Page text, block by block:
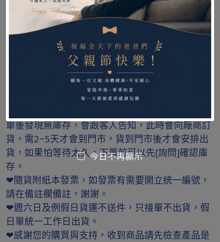
【下單須知】
因餵食巾花色，每一批都不一樣，沒有固定款，出
貨採現有的花色隨機出貨，能接受在下單。
單後發現無庫存，會跟客人告知，此時會向廠商訂
貨，需2~5天才會到門市，貨到門市後才會安排出
貨，如果怕等待太久，下單前可以先[詢問]確認庫
存。
❤隨貨附紙本發票，如發票有需要開立統一編號，
請在備註欄備註，謝謝。
❤週六日及例假日貨運不送件，只接單不出貨，假
日單統一工作日出貨。
❤感謝您的購買與支持，收到商品請先檢查產品是
今日不再顯示